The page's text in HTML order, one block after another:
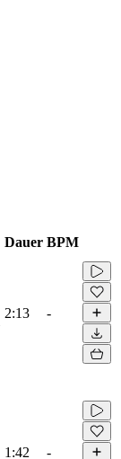
Dauer BPM
2:13 -
1:42 -